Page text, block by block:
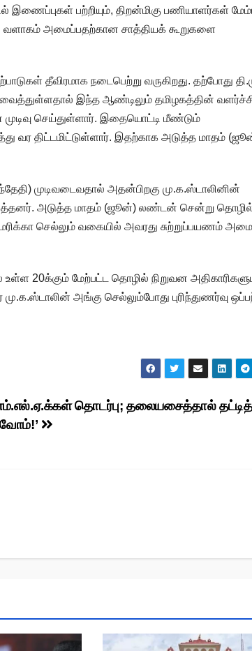
இணைப்புகள் பற்றியும், திறன்மிகு பணியாளர்கள்
வளாகம் அமைப்பதற்கான சாத்தியக் கூறுகளை
தீவிரமாக நடைபெற்று வருகிறது. தற்போது
வைத்துள்ளதால் இந்த ஆண்டிலும் தமிழகத்தின்
செய்துள்ளார். இதையொட்டி மீண்டும்
வர திட்டமிட்டுள்ளார். இதற்காக அடுத்த மாதம்
முடிவடைவதால் அதன்பிறகு மு.க.ஸ்டாலினின்
அடுத்த மாதம் (ஜூன்) லண்டன் சென்று
செல்லும் வகையில் அவரது சுற்றுப்பயணம்
20க்கும் மேற்பட்ட தொழில் நிறுவன
அங்கு செல்லும்போது புரிந்துணர்வு
எம்.எல்.ஏ.க்கள் தொடர்பு; தலையசைத்தால் தட்டித்